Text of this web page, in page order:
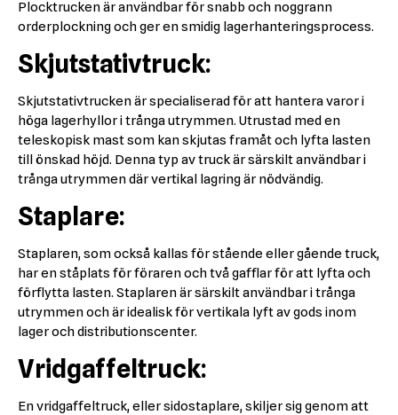
Plocktrucken är användbar för snabb och noggrann
orderplockning och ger en smidig lagerhanteringsprocess.
Skjutstativtruck:
Skjutstativtrucken är specialiserad för att hantera varor i
höga lagerhyllor i trånga utrymmen. Utrustad med en
teleskopisk mast som kan skjutas framåt och lyfta lasten
till önskad höjd. Denna typ av truck är särskilt användbar i
trånga utrymmen där vertikal lagring är nödvändig.
Staplare:
Staplaren, som också kallas för stående eller gående truck,
har en ståplats för föraren och två gafflar för att lyfta och
förflytta lasten. Staplaren är särskilt användbar i trånga
utrymmen och är idealisk för vertikala lyft av gods inom
lager och distributionscenter.
Vridgaffeltruck:
En vridgaffeltruck, eller sidostaplare, skiljer sig genom att